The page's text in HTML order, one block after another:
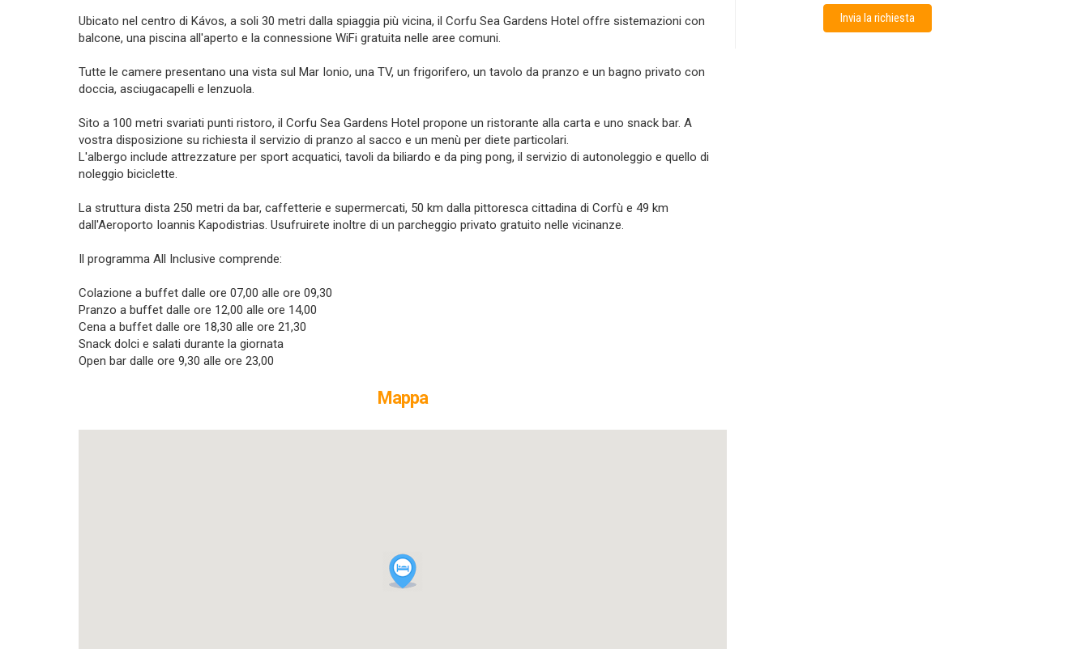
Ubicato nel centro di Kávos, a soli 30 metri dalla spiaggia più vicina, il Corfu Sea Gardens Hotel offre sistemazioni con
balcone, una piscina all'aperto e la connessione WiFi gratuita nelle aree comuni.
Tutte le camere presentano una vista sul Mar Ionio, una TV, un frigorifero, un tavolo da pranzo e un bagno privato con
doccia, asciugacapelli e lenzuola.
Sito a 100 metri svariati punti ristoro, il Corfu Sea Gardens Hotel propone un ristorante alla carta e uno snack bar. A
vostra disposizione su richiesta il servizio di pranzo al sacco e un menù per diete particolari.
L'albergo include attrezzature per sport acquatici, tavoli da biliardo e da ping pong, il servizio di autonoleggio e quello di
noleggio biciclette.
La struttura dista 250 metri da bar, caffetterie e supermercati, 50 km dalla pittoresca cittadina di Corfù e 49 km
dall'Aeroporto Ioannis Kapodistrias. Usufruirete inoltre di un parcheggio privato gratuito nelle vicinanze.
Il programma All Inclusive comprende:
Colazione a buffet dalle ore 07,00 alle ore 09,30
Pranzo a buffet dalle ore 12,00 alle ore 14,00
Cena a buffet dalle ore 18,30 alle ore 21,30
Snack dolci e salati durante la giornata
Open bar dalle ore 9,30 alle ore 23,00
Mappa
Invia la richiesta